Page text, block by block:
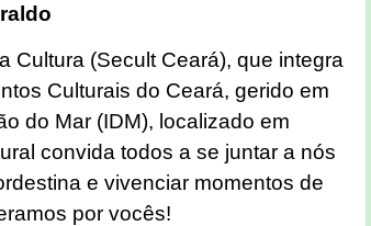
Cultura (Secult Ceará), que integra
Culturais do Ceará, gerido em
do Mar (IDM), localizado em
convida todos a se juntar a nós
e vivenciar momentos de
por vocês!